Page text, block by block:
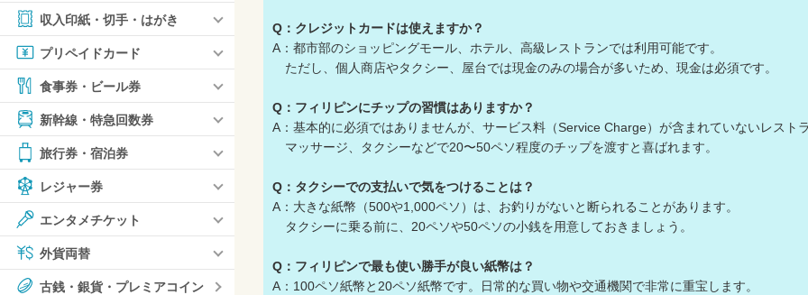
収入印紙・切手・はがき
プリペイドカード
食事券・ビール券
新幹線・特急回数券
旅行券・宿泊券
レジャー券
エンタメチケット
外貨両替
古銭・銀貨・プレミアコイン
Q：クレジットカードは使えますか？
A：都市部のショッピングモール、ホテル、高級レストランでは利用可能です。
ただし、個人商店やタクシー、屋台では現金のみの場合が多いため、現金は必須です。
Q：フィリピンにチップの習慣はありますか？
A：基本的に必須ではありませんが、サービス料（Service Charge）が含まれていないレスト
マッサージ、タクシーなどで20〜50ペソ程度のチップを渡すと喜ばれます。
Q：タクシーでの支払いで気をつけることは？
A：大きな紙幣（500や1,000ペソ）は、お釣りがないと断られることがあります。
タクシーに乗る前に、20ペソや50ペソの小銭を用意しておきましょう。
Q：フィリピンで最も使い勝手が良い紙幣は？
A：100ペソ紙幣と20ペソ紙幣です。日常的な買い物や交通機関で非常に重宝します。